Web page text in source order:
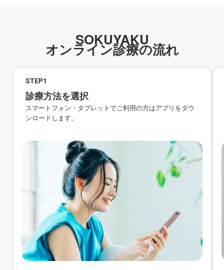
SOKUYAKU
オンライン診療の流れ
STEP1
診療方法を選択
スマートフォン・タブレットでご利用の方はアプリをダウ
ンロードします。